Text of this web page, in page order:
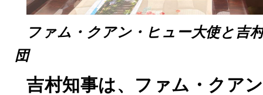
ファム・クアン・ヒュー大使と吉
団
吉村知事は、ファム・クア